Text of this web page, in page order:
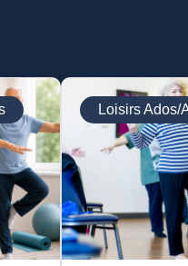
Loisirs Ados/